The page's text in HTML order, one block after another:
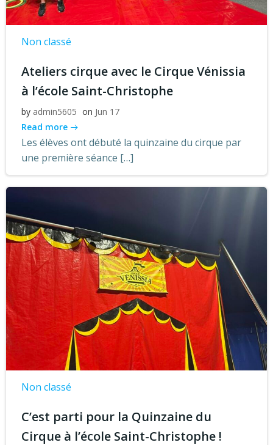
Non classé
Ateliers cirque avec le Cirque Vénissia
à l’école Saint-Christophe
by admin5605 on Jun 17
Read more
Les élèves ont débuté la quinzaine du cirque par
une première séance […]
Non classé
C’est parti pour la Quinzaine du
Cirque à l’école Saint-Christophe !